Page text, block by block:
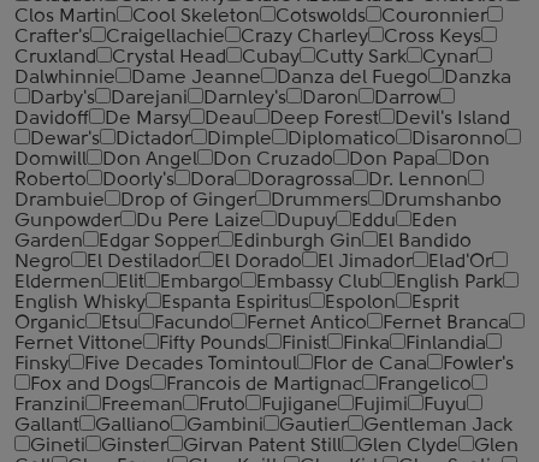
Clos Martin
Cool Skeleton Cotswolds
Couronnier
Crafter's
Craigellachie Crazy Charley
Cross Keys
Cruxland
Crystal Head Cubay Cutty Sark
Cynar
Dalwhinnie
Dame Jeanne Danza del Fuego
Danzka
Darby's
Darejani Darnley's Daron
Darrow
Davidoff
De Marsy Deau Deep Forest
Devil's Island
Dewar's
Dictador Dimple Diplomatico
Disaronno
Domwill
Don Angel Don Cruzado Don Papa
Don
Roberto
Doorly's Dora Doragrossa
Dr. Lennon
Drambuie
Drop of Ginger Drummers
Drumshanbo
Gunpowder
Du Pere Laize Dupuy Eddu
Eden
Garden
Edgar Sopper Edinburgh Gin
El Bandido
Negro
El Destilador El Dorado El Jimador
Elad'Or
Eldermen
Elit Embargo Embassy Club
English Park
English Whisky
Espanta Espiritus Espolon
Esprit
Organic
Etsu Facundo Fernet Antico
Fernet Branca
Fernet Vittone
Fifty Pounds Finist Finka
Finlandia
Finsky
Five Decades Tomintoul Flor de Cana
Fowler's
Fox and Dogs
Francois de Martignac
Frangelico
Franzini
Freeman Fruto Fujigane Fujimi
Fuyu
Gallant
Galliano Gambini Gautier
Gentleman Jack
Gineti
Ginster Girvan Patent Still Glen Clyde
Glen